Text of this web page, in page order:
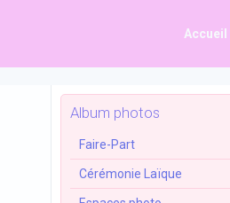
Accueil
Album photos
Faire-Part
Cérémonie Laïque